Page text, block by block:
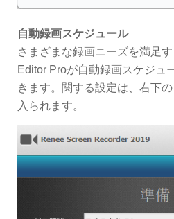
自動録画スケジュール
さまざまな録画ニーズを満足
Editor Proが自動録画スケジュ
きます。関する設定は、右下
入られます。